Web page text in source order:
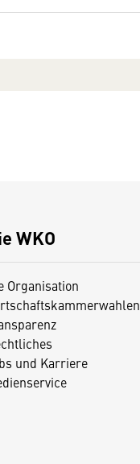
WKO
Organisation
und Karriere